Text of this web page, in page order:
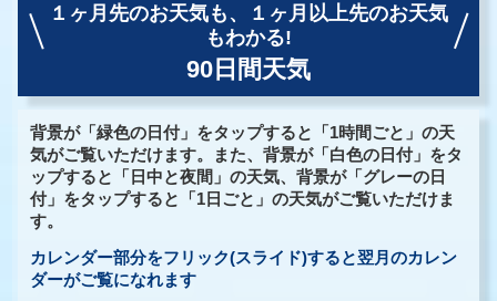
１ヶ月先のお天気も、
１ヶ月以上先のお天気
もわかる!
90日間天気
背景が「緑色の日付」をタップすると「1時間ごと」の天
気がご覧いただけます。また、背景が「白色の日付」をタ
ップすると「日中と夜間」の天気、背景が「グレーの日
付」をタップすると「1日ごと」の天気がご覧いただけま
す。
カレンダー部分をフリック(スライド)すると翌月のカレン
ダーがご覧になれます